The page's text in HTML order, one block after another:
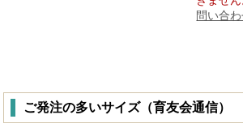
問い合
ご発注の多いサイズ（育友会通信）